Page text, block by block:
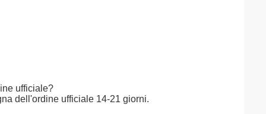
ufficiale?
dell'ordine ufficiale 14-21 giorni.